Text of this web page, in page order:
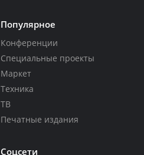
Популярное
Конференции
Специальные проекты
Маркет
Техника
ТВ
Печатные издания
Соцсети